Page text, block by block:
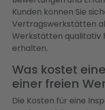
Kunden können Sie
Vertragswerkstätten
Werkstätten qualitativ
erhalten.
Was kostet
einer freien
Die Kosten für eine